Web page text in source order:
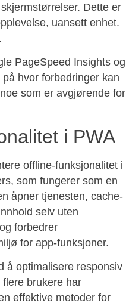
Dette er
uansett enhet.
PageSpeed Insights og
hvor forbedringer kan
som er avgjørende for
i PWA
offline-funksjonalitet i
som fungerer som en
åpner tjenesten, cache-
selv uten
forbedrer
for app-funksjoner.
å optimalisere responsiv
brukere har
effektive metoder for